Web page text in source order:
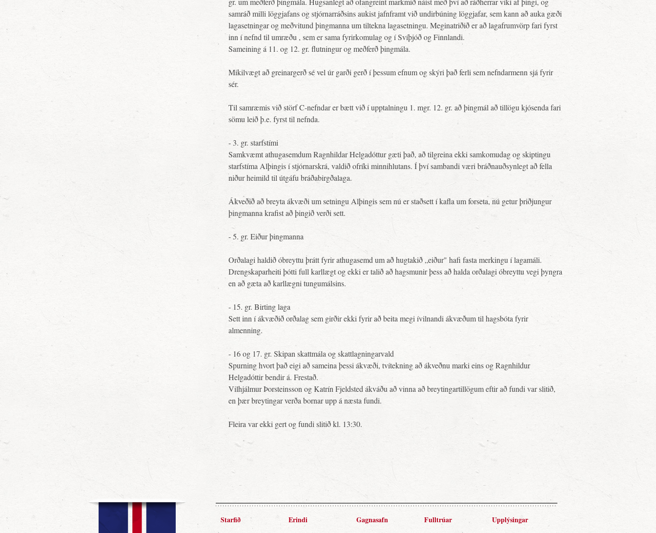
samráð milli löggjafans og stjórnarráðsins aukist jafnframt við undirbúning löggjafar, sem kann að auka gæði
lagasetningar og meðvitund þingmanna um tiltekna lagasetningu. Meginatriðið er að lagafrumvörp fari fyrst
inn í nefnd til umræðu , sem er sama fyrirkomulag og í Svíþjóð og Finnlandi.
Sameining á 11. og 12. gr. flutningur og meðferð þingmála.
Mikilvægt að greinargerð sé vel úr garði gerð í þessum efnum og skýri það ferli sem nefndarmenn sjá fyrir
sér.
Til samræmis við störf C-nefndar er bætt við í upptalningu 1. mgr. 12. gr. að þingmál að tillögu kjósenda fari
sömu leið þ.e. fyrst til nefnda.
- 3. gr. starfstími
Samkvæmt athugasemdum Ragnhildar Helgadóttur gæti það, að tilgreina ekki samkomudag og skiptingu
starfstíma Alþingis í stjórnarskrá, valdið ofríki minnihlutans. Í því sambandi væri bráðnauðsynlegt að fella
niður heimild til útgáfu bráðabirgðalaga.
Ákveðið að breyta ákvæði um setningu Alþingis sem nú er staðsett í kafla um forseta, nú getur þriðjungur
þingmanna krafist að þingið verði sett.
- 5. gr. Eiður þingmanna
Orðalagi haldið óbreyttu þrátt fyrir athugasemd um að hugtakið „eiður" hafi fasta merkingu í lagamáli.
Drengskaparheiti þótti full karllægt og ekki er talið að hagsmunir þess að halda orðalagi óbreyttu vegi þyngra
en að gæta að karllægni tungumálsins.
- 15. gr. Birting laga
Sett inn í ákvæðið orðalag sem girðir ekki fyrir að beita megi ívilnandi ákvæðum til hagsbóta fyrir
almenning.
- 16 og 17. gr. Skipan skattmála og skattlagningarvald
Spurning hvort það eigi að sameina þessi ákvæði, tvítekning að ákveðnu marki eins og Ragnhildur
Helgadóttir bendir á. Frestað.
Vilhjálmur Þorsteinsson og Katrín Fjeldsted ákváðu að vinna að breytingartillögum eftir að fundi var slitið,
en þær breytingar verða bornar upp á næsta fundi.
Fleira var ekki gert og fundi slitið kl. 13:30.
Starfið Erindi Gagnasafn Fulltrúar Upplýsingar